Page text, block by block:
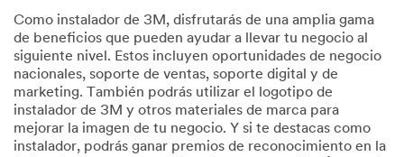
Como instalador de 3M, disfrutarás de una amplia gama
de beneficios que pueden ayudar a llevar tu negocio al
siguiente nivel. Estos incluyen oportunidades de negocio
nacionales, soporte de ventas, soporte digital y de
marketing. También podrás utilizar el logotipo de
instalador de 3M y otros materiales de marca para
mejorar la imagen de tu negocio. Y si te destacas como
instalador, podrás ganar premios de reconocimiento en la